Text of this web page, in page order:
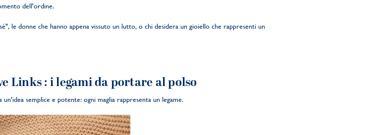
dell'ordine.
le donne che hanno appena vissuto un lutto, o chi desidera un gioiello che rappresenti un
Links: i legami da portare al polso
semplice e potente: ogni maglia rappresenta un legame.